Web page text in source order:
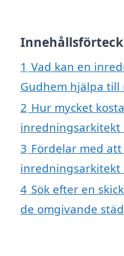
1 Vad kan en
Gudhem hjälpa till
2 Hur mycket
inredningsarkitekt
3 Fördelar med att
inredningsarkitekt
4 Sök efter en
de omgivande